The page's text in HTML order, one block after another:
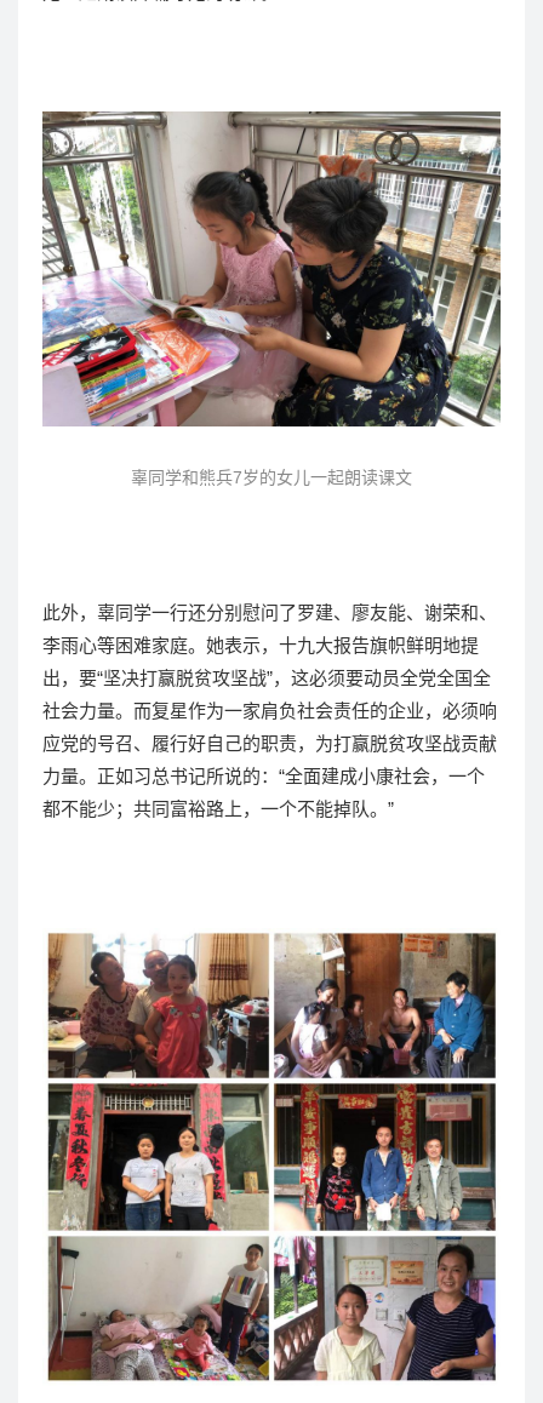
辜同学和熊兵7岁的女儿一起朗读课文
此外，辜同学一行还分别慰问了罗建、廖友能、谢荣和、
李雨心等困难家庭。她表示，十九大报告旗帜鲜明地提
出，要“坚决打赢脱贫攻坚战”，这必须要动员全党全国全
社会力量。而复星作为一家肩负社会责任的企业，必须响
应党的号召、履行好自己的职责，为打赢脱贫攻坚战贡献
力量。正如习总书记所说的：“全面建成小康社会，一个
都不能少；共同富裕路上，一个不能掉队。”